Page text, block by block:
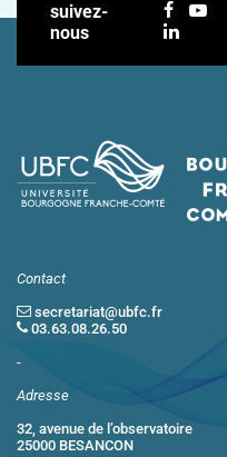
suivez-
nous
Contact
secretariat@ubfc.fr
03.63.08.26.50
-
Adresse
32, avenue de l’observatoire
25000 BESANCON